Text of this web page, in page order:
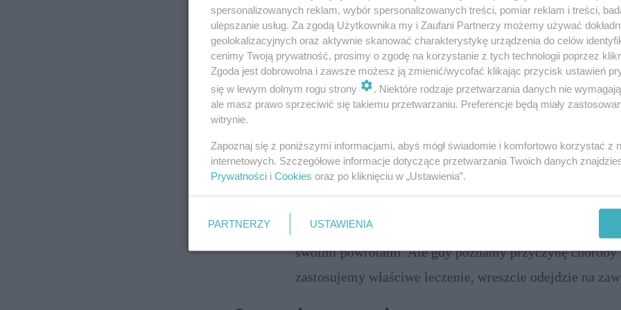
działanie, by lepiej dopasować repelent do własnych
możliwości danego krwiopijcy.
Dlaczego chorują nasze jelita
Coraz częściej słyszymy, że ogólny stan naszego
pokarmowego odpowiada nie tylko za trawienie
wchłanianie substancji odżywczych, ale także za naszą
Znowu zapalenie pęcherza!
Infekcja pęcherza dokucza głównie kobietom. I potrafi
swoimi powrotami. Ale gdy poznamy przyczynę choroby
zastosujemy właściwe leczenie, wreszcie odejdzie na
spersonalizowanych reklam, wybór spersonalizowanych treści, pomiar reklam i treści,
ulepszanie usług. Za zgodą Użytkownika my i Zaufani Partnerzy możemy używać
geolokalizacyjnych oraz aktywnie skanować charakterystykę urządzenia do celów
cenimy Twoją prywatność, prosimy o zgodę na korzystanie z tych technologii poprzez
Zgoda jest dobrowolna i zawsze możesz ją zmienić/wycofać klikając przycisk ustawień
się w lewym dolnym rogu strony
. Niektóre rodzaje przetwarzania danych nie
ale masz prawo sprzeciwić się takiemu przetwarzaniu. Preferencje będą miały
witrynie.
Zapoznaj się z poniższymi informacjami, abyś mógł świadomie i komfortowo korzystać z
internetowych. Szczegółowe informacje dotyczące przetwarzania Twoich danych
Prywatności i Cookies oraz po kliknięciu w „Ustawienia”.
PARTNERZY USTAWIENIA